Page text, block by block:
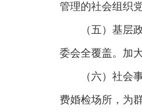
管理的社会组织
（五）基层
委会全覆盖。加
（六）社会
费婚检场所，为